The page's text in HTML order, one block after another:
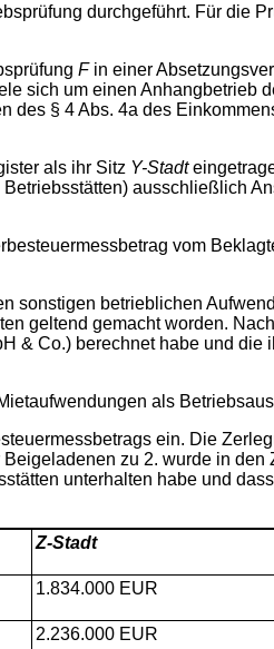
durchgeführt. Für die
Fin einer
sich um einen Anhangbetrieb
§ 4 Abs. 4a des
als ihr Sitz Y-Stadt
ausschließlich
vom
sonstigen betrieblichen
geltend gemacht worden.
& Co.) berechnet habe und
als
ein. Die
zu 2. wurde in
unterhalten habe und
Z-Stadt
1.834.000 EUR
2.236.000 EUR